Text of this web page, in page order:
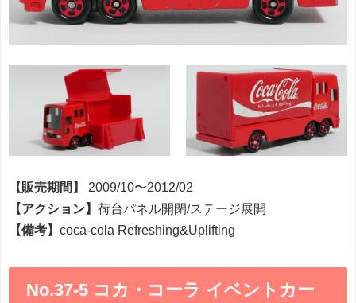
【販売期間】 2009/10〜2012/02
【アクション】 荷台パネル開閉/ステージ展開
【備考】 coca-cola Refreshing&Uplifting
No.37-5 コカ・コーラ イベントカー